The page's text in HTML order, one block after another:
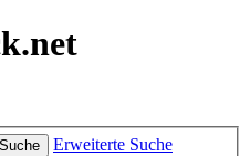
Suche Erweiterte Suche